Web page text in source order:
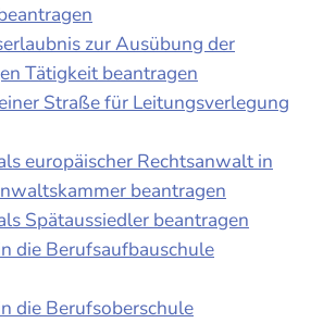
zur Ausübung der
Tätigkeit beantragen
Straße für Leitungsverlegung
europäischer Rechtsanwalt in
beantragen
Spätaussiedler beantragen
die Berufsaufbauschule
die Berufsoberschule